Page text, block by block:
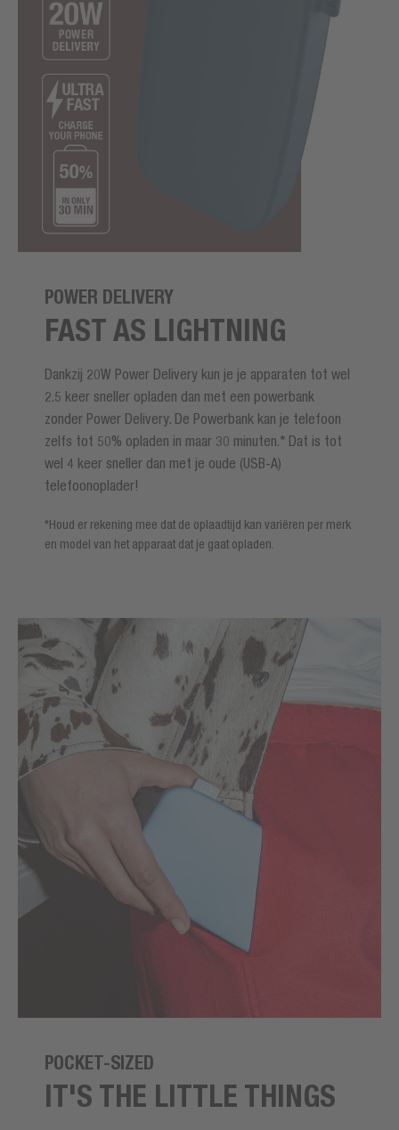
POWER DELIVERY
FAST AS LIGHTNING
Dankzij 20W Power Delivery kun je je apparaten tot wel
2.5 keer sneller opladen dan met een powerbank
zonder Power Delivery. De Powerbank kan je telefoon
zelfs tot 50% opladen in maar 30 minuten.* Dat is tot
wel 4 keer sneller dan met je oude (USB-A)
telefoonoplader!
*Houd er rekening mee dat de oplaadtijd kan variëren per merk
en model van het apparaat dat je gaat opladen.
POCKET-SIZED
IT'S THE LITTLE THINGS